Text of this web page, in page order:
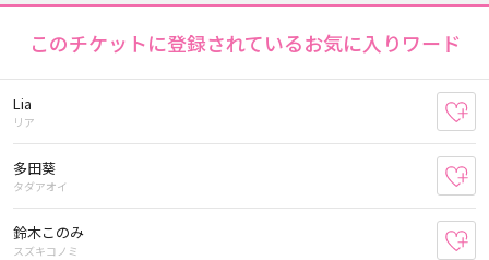
このチケットに登録されているお気に入りワード
Lia
リア
多田葵
タダアオイ
鈴木このみ
スズキコノミ